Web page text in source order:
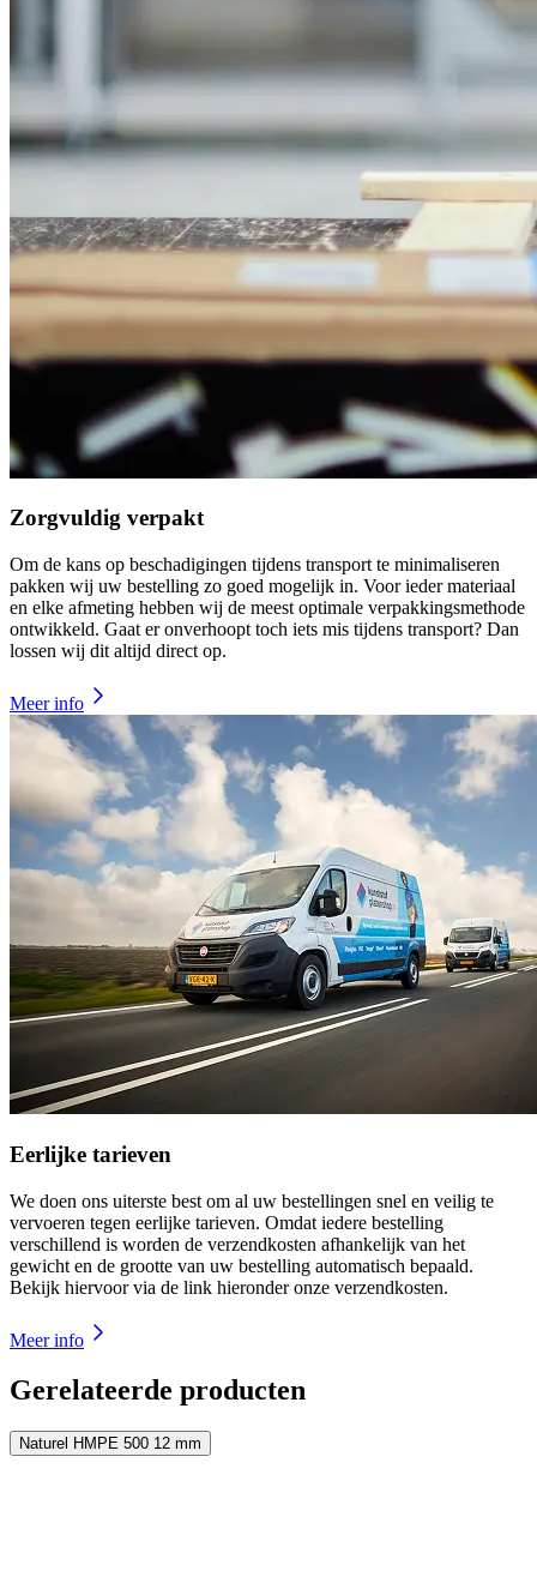
Zorgvuldig verpakt
Om de kans op beschadigingen tijdens transport te minimaliseren
pakken wij uw bestelling zo goed mogelijk in. Voor ieder materiaal
en elke afmeting hebben wij de meest optimale verpakkingsmethode
ontwikkeld. Gaat er onverhoopt toch iets mis tijdens transport? Dan
lossen wij dit altijd direct op.
Meer info
Eerlijke tarieven
We doen ons uiterste best om al uw bestellingen snel en veilig te
vervoeren tegen eerlijke tarieven. Omdat iedere bestelling
verschillend is worden de verzendkosten afhankelijk van het
gewicht en de grootte van uw bestelling automatisch bepaald.
Bekijk hiervoor via de link hieronder onze verzendkosten.
Meer info
Gerelateerde producten
Naturel HMPE 500 12 mm